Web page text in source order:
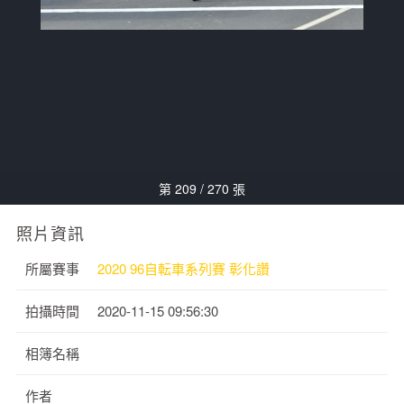
第 209 / 270 張
照片資訊
所屬賽事 2020 96自転車系列賽 彰化讚
拍攝時間 2020-11-15 09:56:30
相簿名稱
作者